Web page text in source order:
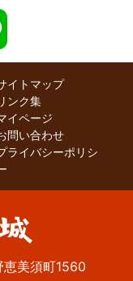
イトマップ
ンク集
イページ
問い合わせ
ライバシーポリシ
美須町1560